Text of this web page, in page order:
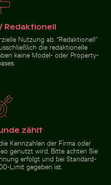
Verkehr am Ratchaprasong-
Kreuzung in Bangkok
Tejo in Lissabon
Steinhaufen im
Zen-Stil in
natürlicher
Umgebung mit
Sonnenlicht
Redaktionell
Nutzung ab. “Redaktionell”
die redaktionelle
keine Model- oder Property-
zählt
Kennzahlen der Firma oder
genutzt wird. Bitte achten Sie
erfolgt und bei Standard-
Limit gegeben ist.